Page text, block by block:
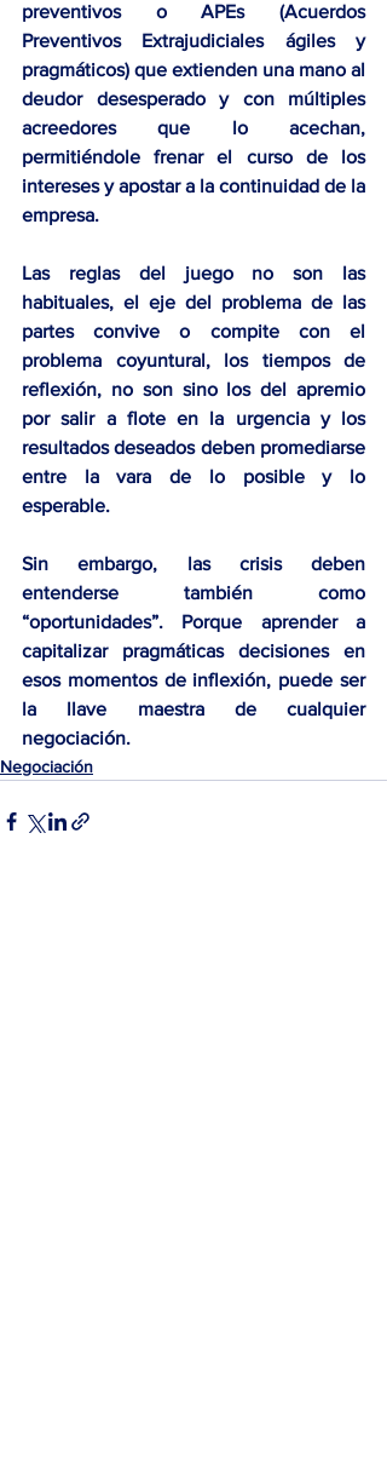
preventivos o APEs (Acuerdos
Preventivos Extrajudiciales ágiles y
pragmáticos) que extienden una mano al
deudor desesperado y con múltiples
acreedores que lo acechan,
permitiéndole frenar el curso de los
intereses y apostar a la continuidad de la
empresa.
Las reglas del juego no son las
habituales, el eje del problema de las
partes convive o compite con el
problema coyuntural, los tiempos de
reflexión, no son sino los del apremio
por salir a flote en la urgencia y los
resultados deseados deben promediarse
entre la vara de lo posible y lo
esperable.
Sin embargo, las crisis deben
“oportunidades”. Porque aprender a
capitalizar pragmáticas decisiones en
esos momentos de inflexión, puede ser
la llave maestra de cualquier
negociación.
Negociación